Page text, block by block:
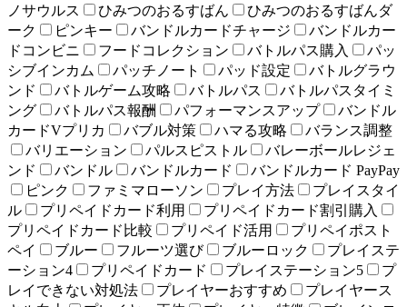
ノサウルス
ひみつのおるすばん
ひみつのおるすばんダ
ーク
ピンキー バンドルカードチャージ
バンドルカー
ドコンビニ
フードコレクション バトルパス購入
パッ
シブインカム
パッチノート パッド設定
バトルグラウ
ンド
バトルゲーム攻略 バトルパス
バトルパスタイミ
ング
バトルパス報酬 パフォーマンスアップ
バンドル
カードVプリカ
バブル対策 ハマる攻略
バランス調整
バリエーション
パルスピストル
バレーボールレジェ
ンド
バンドル バンドルカード
バンドルカード PayPay
ピンク
ファミマローソン プレイ方法
プレイスタイ
ル
プリペイドカード利用
プリペイドカード割引購入
プリペイドカード比較
プリペイド活用
プリペイポスト
ペイ
ブルー フルーツ選び ブルーロック
プレイステ
ーション4
プリペイドカード プレイステーション5
プ
レイできない対処法
プレイヤーおすすめ
プレイヤース